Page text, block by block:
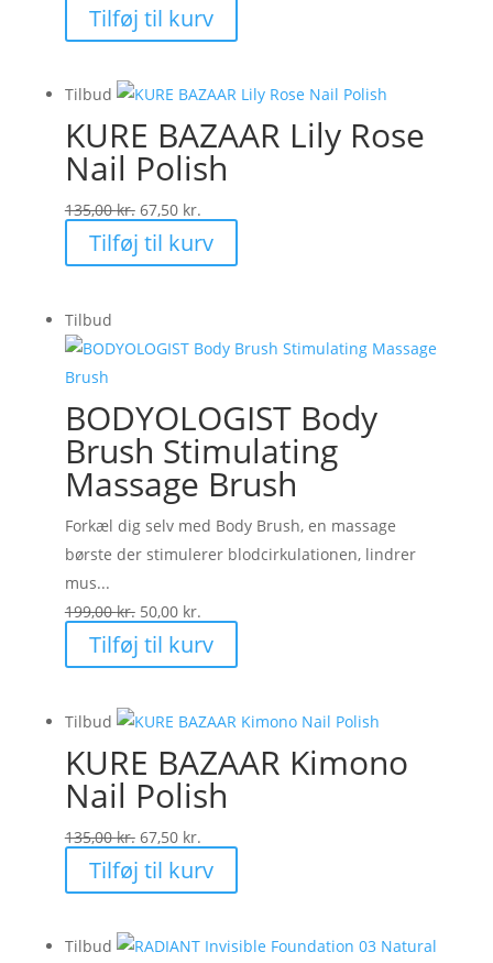
oprindelige
pris
119,00 kr..
aktuelle
pris
59,00 kr..
Tilføj til kurv
Tilbud
KURE BAZAAR Lily Rose
Nail Polish
135,00kr. Den
oprindelige
pris
67,50 kr.Den
aktuelle
pris
Tilføj til kurv
Tilbud
BODYOLOGIST Body
Brush Stimulating
Massage Brush
Forkæl dig selv med Body Brush, en massage
børste der stimulerer blodcirkulationen, lindrer
mus...
199,00kr. Den
oprindelige
pris
199,00 kr..
50,00 kr.Den
aktuelle
pris
50,00 kr..
Tilføj til kurv
Tilbud
KURE BAZAAR Kimono
Nail Polish
135,00kr. Den
oprindelige
pris
135,00 kr..
67,50 kr.
aktuelle
pris
67,50 kr..
Tilføj til kurv
Tilbud